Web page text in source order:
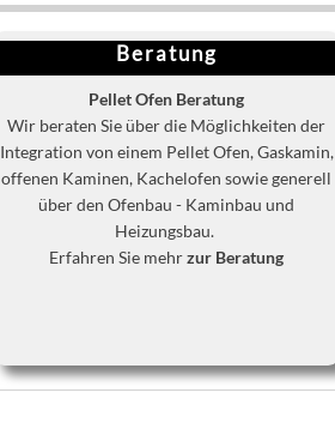
Beratung
Pellet Ofen Beratung
Wir beraten Sie über die Möglichkeiten der
Integration von einem Pellet Ofen, Gaskamin,
offenen Kaminen, Kachelofen sowie generell
über den Ofenbau - Kaminbau und
Heizungsbau.
Erfahren Sie mehrzur Beratung